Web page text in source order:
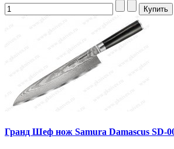
Гранд Шеф нож Samura Damascus SD-